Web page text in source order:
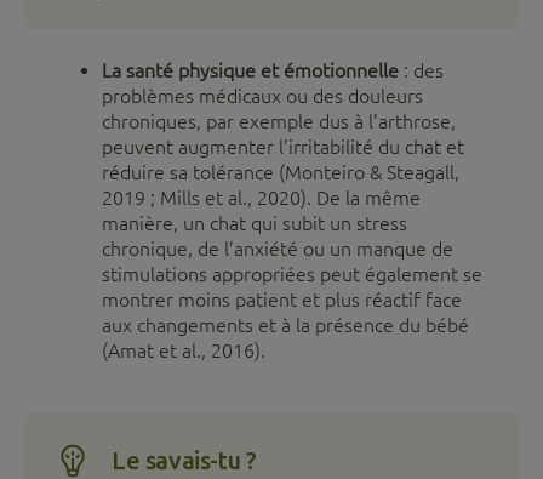
La santé physique et émotionnelle : des
problèmes médicaux ou des douleurs
chroniques, par exemple dus à l’arthrose,
peuvent augmenter l’irritabilité du chat et
réduire sa tolérance (Monteiro & Steagall,
2019 ; Mills et al., 2020). De la même
manière, un chat qui subit un stress
chronique, de l’anxiété ou un manque de
stimulations appropriées peut également se
montrer moins patient et plus réactif face
aux changements et à la présence du bébé
(Amat et al., 2016).
Le savais-tu ?